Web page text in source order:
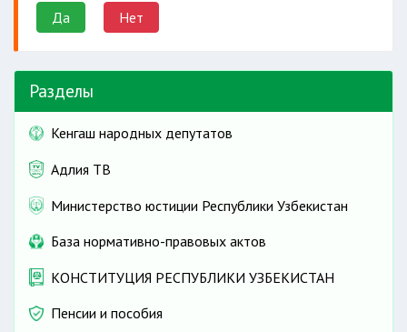
Да Нет
Разделы
Кенгаш народных депутатов
Адлия ТВ
Министерство юстиции Республики Узбекистан
База нормативно-правовых актов
КОНСТИТУЦИЯ РЕСПУБЛИКИ УЗБЕКИСТАН
Пенсии и пособия